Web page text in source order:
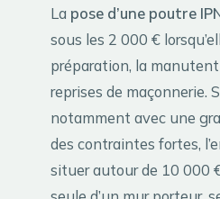
La pose d’une poutre
sous les 2 000 €
préparation, la
reprises de maçonnerie.
notamment avec une
des contraintes fortes,
situer autour de 10 000